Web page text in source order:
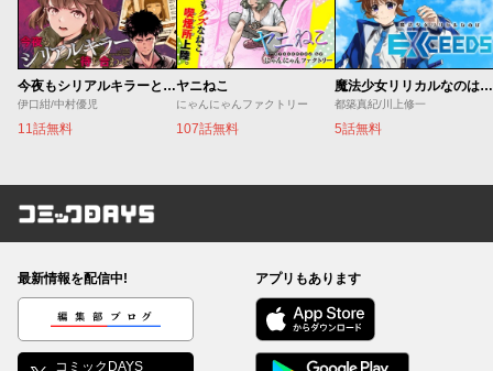
今夜もシリアルキラーと待ち合わせ
伊口紺/中村優児
11話無料
ヤニねこ
にゃんにゃんファクトリー
107話無料
魔法少女リリカルなのは EXCEEDS
都築真紀/川上修一
5話無料
コミックDAYS
最新情報を配信中!
編集部ブログ
コミックDAYS
アプリもあります